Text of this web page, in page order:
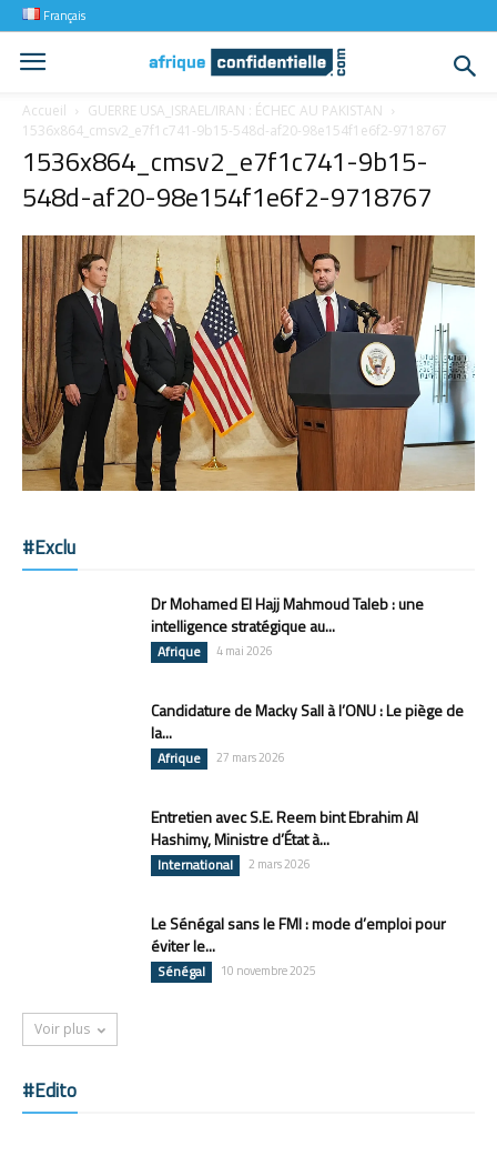
Français
Accueil
GUERRE USA_ISRAEL/IRAN : ÉCHEC AU PAKISTAN
1536x864_cmsv2_e7f1c741-9b15-548d-af20-98e154f1e6f2-9718767
1536x864_cmsv2_e7f1c741-9b15-
548d-af20-98e154f1e6f2-9718767
#Exclu
Dr Mohamed El Hajj Mahmoud Taleb : une
intelligence stratégique au...
Afrique 4 mai 2026
Candidature de Macky Sall à l’ONU : Le piège de
la...
Afrique 27 mars 2026
Entretien avec S.E. Reem bint Ebrahim Al
Hashimy, Ministre d’État à...
International 2 mars 2026
Le Sénégal sans le FMI : mode d’emploi pour
éviter le...
Sénégal 10 novembre 2025
Voir plus
#Edito